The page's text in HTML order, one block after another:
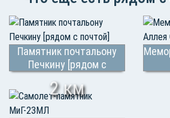
Памятник почтальону
Печкину [рядом с
2 км